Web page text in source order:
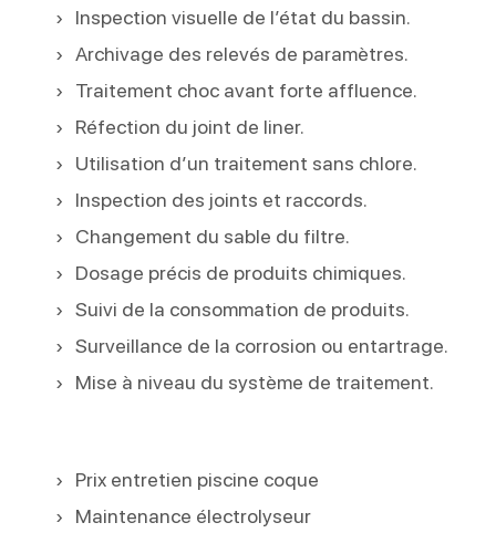
Inspection visuelle de l’état du bassin.
Archivage des relevés de paramètres.
Traitement choc avant forte affluence.
Réfection du joint de liner.
Utilisation d’un traitement sans chlore.
Inspection des joints et raccords.
Changement du sable du filtre.
Dosage précis de produits chimiques.
Suivi de la consommation de produits.
Surveillance de la corrosion ou entartrage.
Mise à niveau du système de traitement.
Prix entretien piscine coque
Maintenance électrolyseur